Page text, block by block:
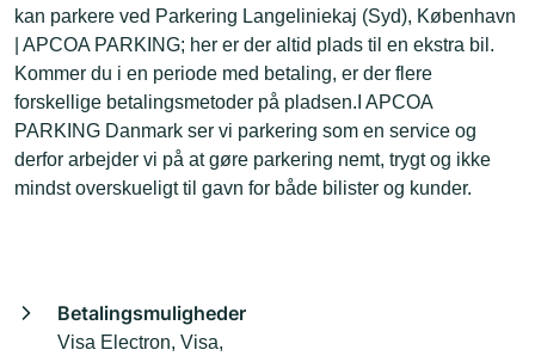
kan parkere ved Parkering Langeliniekaj (Syd), København
| APCOA PARKING; her er der altid plads til en ekstra bil.
Kommer du i en periode med betaling, er der flere
forskellige betalingsmetoder på pladsen.I APCOA
PARKING Danmark ser vi parkering som en service og
derfor arbejder vi på at gøre parkering nemt, trygt og ikke
mindst overskueligt til gavn for både bilister og kunder.
Betalingsmuligheder
Visa Electron, Visa,